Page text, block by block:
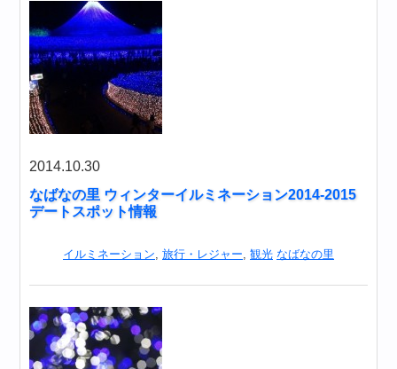
2014.10.30
なばなの里 ウィンターイルミネーション2014-2015
デートスポット情報
イルミネーション, 旅行・レジャー, 観光 なばなの里